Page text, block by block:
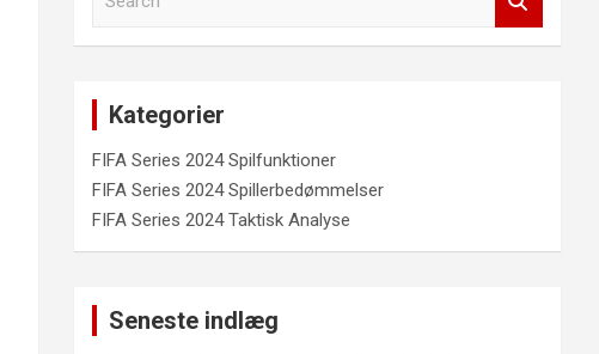
Kategorier
FIFA Series 2024 Spilfunktioner
FIFA Series 2024 Spillerbedømmelser
FIFA Series 2024 Taktisk Analyse
Seneste indlæg